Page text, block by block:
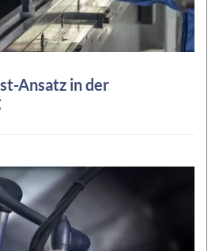
Ansatz in der